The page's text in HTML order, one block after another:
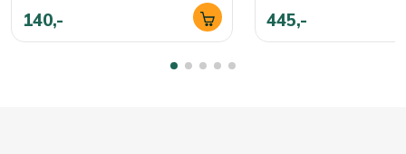
140,- 445,-